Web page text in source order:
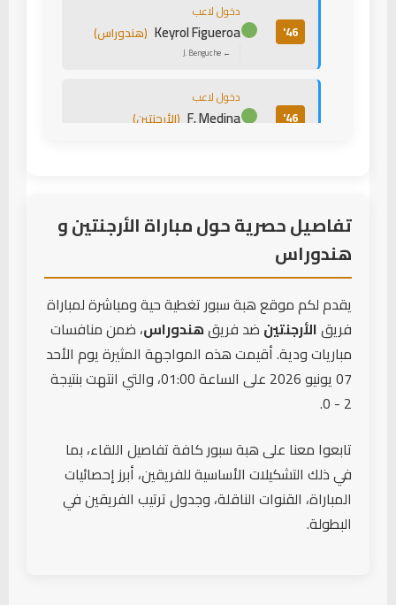
46'
دخول لاعب
Keyrol Figueroa (هندوراس)
← J. Benguche
46'
دخول لاعب
F. Medina (الأرجنتين)
52'
Denil Maldonado (هندوراس)
54'
هدف
G. Simeone (الأرجنتين)
← لوتارو مارتينيز
← Kervin Arriaga
دخول لاعب
L. Vega (هندوراس)
تفاصيل حصرية حول مباراة الأرجنتين و
هندوراس
يقدم لكم موقع هبة سبور تغطية حية ومباشرة لمباراة
فريقالأرجنتين ضد فريقهندوراس، ضمن منافسات
مباريات ودية. أقيمت هذه المواجهة المثيرة يوم الأحد
07 يونيو 2026 على الساعة 01:00، والتي انتهت بنتيجة
2 - 0.
تابعوا معنا على هبة سبور كافة تفاصيل اللقاء، بما
في ذلك التشكيلات الأساسية للفريقين، أبرز إحصائيات
المباراة، القنوات الناقلة، وجدول ترتيب الفريقين في
البطولة.